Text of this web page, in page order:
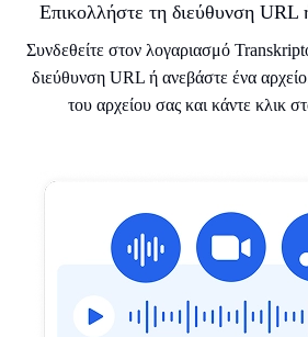
Επικολλήστε τη διεύθυνση URL
Συνδεθείτε στον λογαριασμό
διεύθυνση URL ή ανεβάστε ένα
του αρχείου σας και κάντε κλικ